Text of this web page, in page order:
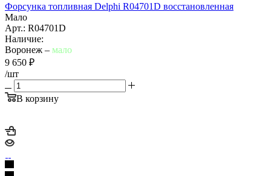
Форсунка топливная Delphi R04701D восстановленная
Мало
Арт.: R04701D
Наличие:
Воронеж – мало
9 650 ₽
/шт
В корзину